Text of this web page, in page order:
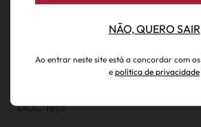
NÃO, QUERO SAIR
Ao entrar neste site está a concordar com os
e política de privacidade
🥇 Grande Medalha de Ouro
– DOC Tejo
DOC Tejo